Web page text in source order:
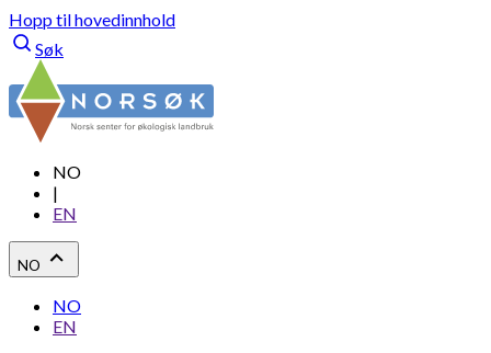
Hopp til hovedinnhold
Søk
NO
|
EN
NO
NO
EN